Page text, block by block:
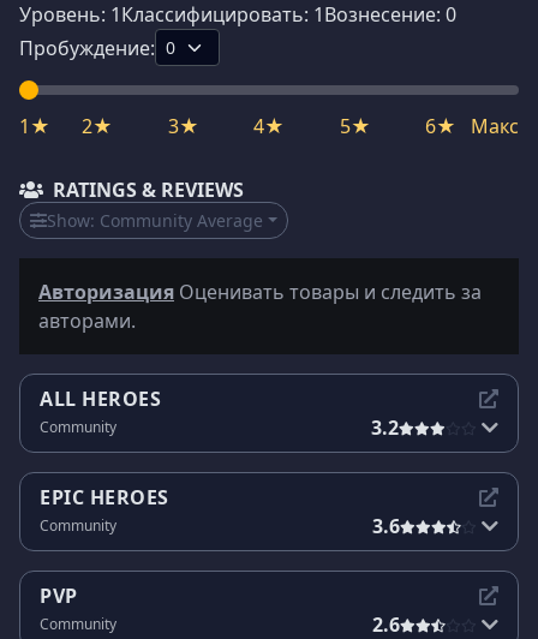
Уровень: 1Классифицировать: 1Вознесение: 0
Пробуждение:
1★ 2★ 3★ 4★ 5★ 6★ Макс
RATINGS & REVIEWS
Show: Community Average
Авторизация Оценивать товары и следить за
авторами.
ALL HEROES
Community 3.2
EPIC HEROES
Community 3.6
PVP
Community 2.6